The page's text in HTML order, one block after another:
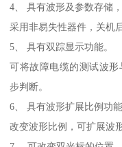
4、 具有波形及参数存储
采用非易失性器件，关机
5、 具有双踪显示功能。
可将故障电缆的测试波
步判断。
6、 具有波形扩展比例功能
改变波形比例，可扩展波